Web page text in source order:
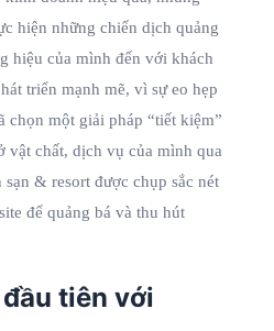
hiện những chiến dịch quảng
hiệu của mình đến với khách
triển mạnh mẽ, vì sự eo hẹp
chọn một giải pháp “tiết kiệm”
vật chất, dịch vụ của mình qua
& resort được chụp sắc nét
để quảng bá và thu hút
tiên với